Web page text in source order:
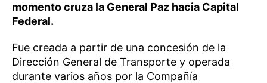
momento cruza la General Paz hacia Capital
Federal.
Fue creada a partir de una concesión de la
Dirección General de Transporte y operada
durante varios años por la Compañía